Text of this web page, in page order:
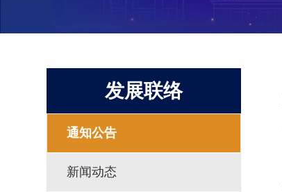
发展联络
通知公告
新闻动态